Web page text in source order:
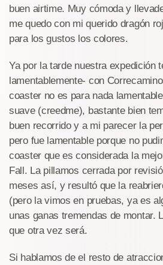
buen airtime. Muy cómoda y
me quedo con mi querido dragón
para los gustos los colores.
Ya por la tarde nuestra expedición
lamentablemente- con
coaster no es para nada
suave (creedme), bastante bien
buen recorrido y a mi parecer la
pero fue lamentable porque no
coaster que es considerada la
Fall. La pillamos cerrada por
meses así, y resultó que la
(pero la vimos en pruebas, ya es
unas ganas tremendas de montar.
que otra vez será.
Si hablamos de el resto de